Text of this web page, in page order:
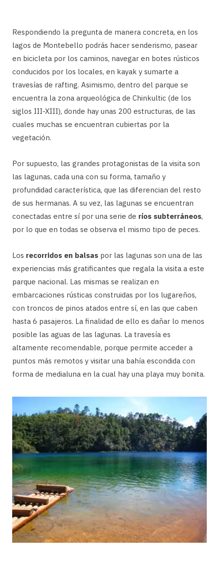
Respondiendo la pregunta de manera concreta, en los
lagos de Montebello podrás hacer senderismo, pasear
en bicicleta por los caminos, navegar en botes rústicos
conducidos por los locales, en kayak y sumarte a
travesías de rafting. Asimismo, dentro del parque se
encuentra la zona arqueológica de Chinkultic (de los
siglos III-XIII), donde hay unas 200 estructuras, de las
cuales muchas se encuentran cubiertas por la
vegetación.
Por supuesto, las grandes protagonistas de la visita son
las lagunas, cada una con su forma, tamaño y
profundidad característica, que las diferencian del resto
de sus hermanas. A su vez, las lagunas se encuentran
conectadas entre sí por una serie de ríos subterráneos,
por lo que en todas se observa el mismo tipo de peces.
Los recorridos en balsas por las lagunas son una de las
experiencias más gratificantes que regala la visita a este
parque nacional. Las mismas se realizan en
embarcaciones rústicas construidas por los lugareños,
con troncos de pinos atados entre sí, en las que caben
hasta 6 pasajeros. La finalidad de ello es dañar lo menos
posible las aguas de las lagunas. La travesía es
altamente recomendable, porque permite acceder a
puntos más remotos y visitar una bahía escondida con
forma de medialuna en la cual hay una playa muy bonita.